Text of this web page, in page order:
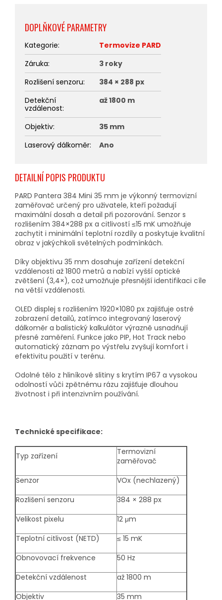
DETAILNÍ POPIS PRODUKTU
PARD Pantera 384 Mini 35 mm je výkonný termovizní
zaměřovač určený pro uživatele, kteří požadují
maximální dosah a detail při pozorování. Senzor s
rozlišením 384×288 px a citlivostí ≤15 mK umožňuje
zachytit i minimální teplotní rozdíly a poskytuje kvalitní
obraz v jakýchkoli světelných podmínkách.
Díky objektivu 35 mm dosahuje zařízení detekční
vzdálenosti až 1800 metrů a nabízí vyšší optické
zvětšení (3,4×), což umožňuje přesnější identifikaci cíle
na větší vzdálenosti.
OLED displej s rozlišením 1920×1080 px zajišťuje ostré
zobrazení detailů, zatímco integrovaný laserový
dálkoměr a balistický kalkulátor výrazně usnadňují
přesné zaměření. Funkce jako PIP, Hot Track nebo
automatický záznam po výstřelu zvyšují komfort i
efektivitu použití v terénu.
Odolné tělo z hliníkové slitiny s krytím IP67 a vysokou
odolností vůči zpětnému rázu zajišťuje dlouhou
životnost i při intenzivním používání.
Technické specifikace:
Typ zařízení
Termovizní
zaměřovač
Senzor
VOx (nechlazený)
Rozlišení senzoru
384 × 288 px
Velikost pixelu
12 μm
Teplotní citlivost (NETD)
≤ 15 mK
Obnovovací frekvence
50 Hz
Detekční vzdálenost
až 1800 m
Objektiv
35 mm
DOPLŇKOVÉ PARAMETRY
Kategorie:
Termovize PARD
Záruka:
3 roky
Rozlišení senzoru:
384 × 288 px
Detekční
vzdálenost:
až 1800 m
Objektiv:
35 mm
Laserový dálkoměr: Ano